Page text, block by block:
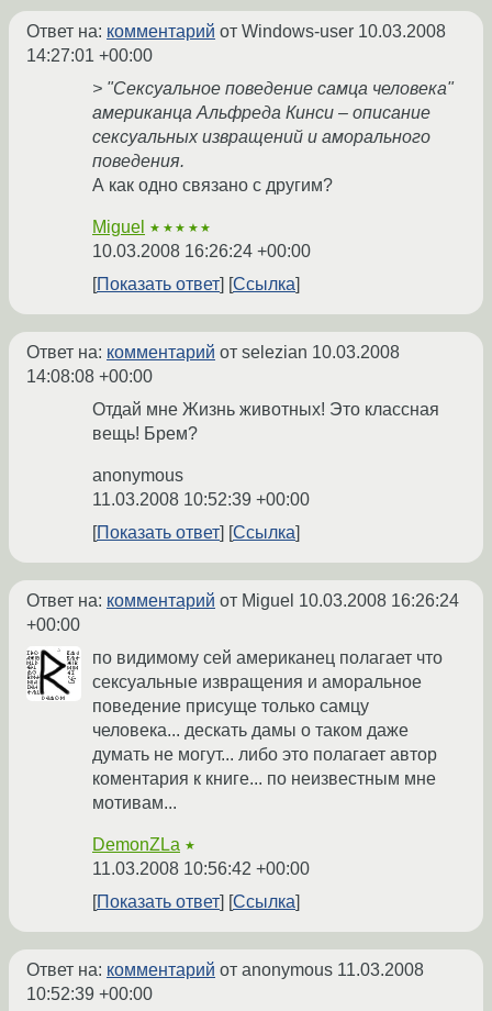
Ответ на: комментарий от Windows-user 10.03.2008
14:27:01 +00:00
> "Сексуальное поведение самца человека"
американца Альфреда Кинси – описание
сексуальных извращений и аморального
поведения.
А как одно связано с другим?
Miguel ★★★★★
10.03.2008 16:26:24 +00:00
Показать ответ
Ссылка
Ответ на: комментарий от selezian 10.03.2008
14:08:08 +00:00
Отдай мне Жизнь животных! Это классная
вещь! Брем?
anonymous
11.03.2008 10:52:39 +00:00
Показать ответ
Ссылка
Ответ на: комментарий от Miguel 10.03.2008 16:26:24
+00:00
по видимому сей американец полагает что
сексуальные извращения и аморальное
поведение присуще только самцу
человека... дескать дамы о таком даже
думать не могут... либо это полагает автор
коментария к книге... по неизвестным мне
мотивам...
DemonZLa ★
11.03.2008 10:56:42 +00:00
Показать ответ
Ссылка
Ответ на: комментарий от anonymous 11.03.2008
10:52:39 +00:00